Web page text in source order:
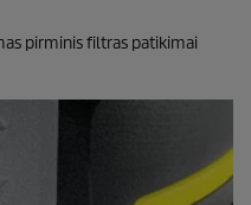
pirminis filtras patikimai